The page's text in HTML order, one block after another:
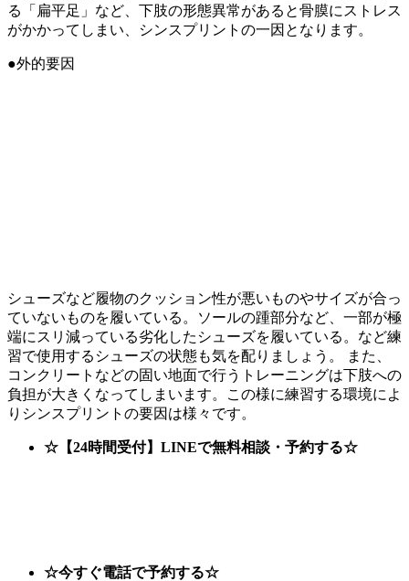
る「扁平足」など、下肢の形態異常があると骨膜にストレス
がかかってしまい、シンスプリントの一因となります。
●外的要因
シューズなど履物のクッション性が悪いものやサイズが合っ
ていないものを履いている。ソールの踵部分など、一部が極
端にスリ減っている劣化したシューズを履いている。など練
習で使用するシューズの状態も気を配りましょう。 また、
コンクリートなどの固い地面で行うトレーニングは下肢への
負担が大きくなってしまいます。この様に練習する環境によ
りシンスプリントの要因は様々です。
☆【24時間受付】LINEで無料相談・予約する☆
☆今すぐ電話で予約する☆